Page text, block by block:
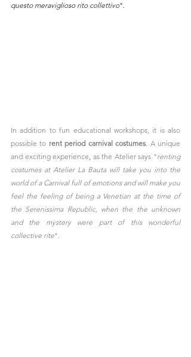
questo meraviglioso rito collettivo".
In addition to fun educational workshops, it is also
possible to rent period carnival costumes. A unique
and exciting experience, as the Atelier says "renting
costumes at Atelier La Bauta will take you into the
world of a Carnival full of emotions and will make you
feel the feeling of being a Venetian at the time of
the Serenissima Republic, when the the unknown
and the mystery were part of this wonderful
collective rite".